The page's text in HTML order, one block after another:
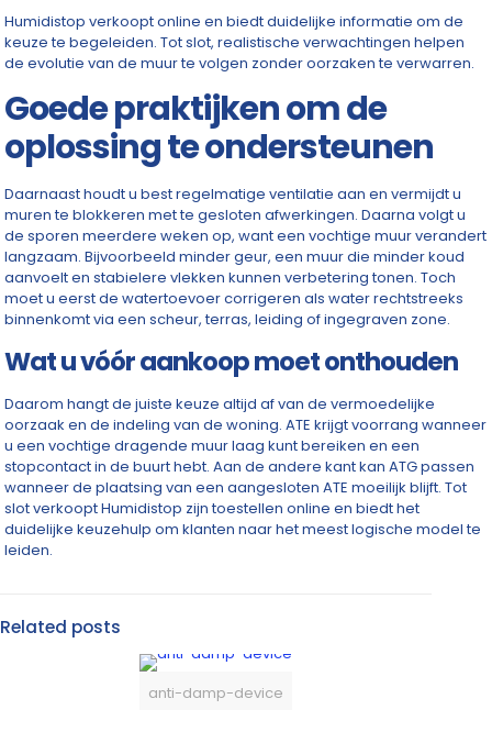
Humidistop verkoopt online en biedt duidelijke informatie om de
keuze te begeleiden. Tot slot, realistische verwachtingen helpen
de evolutie van de muur te volgen zonder oorzaken te verwarren.
Goede praktijken om de
oplossing te ondersteunen
Daarnaast houdt u best regelmatige ventilatie aan en vermijdt u
muren te blokkeren met te gesloten afwerkingen. Daarna volgt u
de sporen meerdere weken op, want een vochtige muur verandert
langzaam. Bijvoorbeeld minder geur, een muur die minder koud
aanvoelt en stabielere vlekken kunnen verbetering tonen. Toch
moet u eerst de watertoevoer corrigeren als water rechtstreeks
binnenkomt via een scheur, terras, leiding of ingegraven zone.
Wat u vóór aankoop moet onthouden
Daarom hangt de juiste keuze altijd af van de vermoedelijke
oorzaak en de indeling van de woning. ATE krijgt voorrang wanneer
u een vochtige dragende muur laag kunt bereiken en een
stopcontact in de buurt hebt. Aan de andere kant kan ATG passen
wanneer de plaatsing van een aangesloten ATE moeilijk blijft. Tot
slot verkoopt Humidistop zijn toestellen online en biedt het
duidelijke keuzehulp om klanten naar het meest logische model te
leiden.
Related posts
anti-damp-device